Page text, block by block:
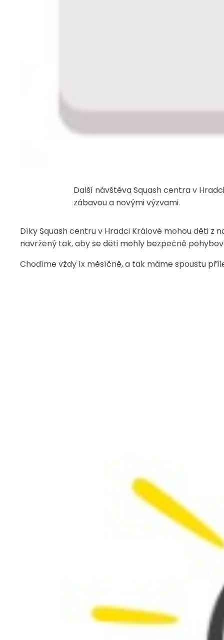
Další návštěva Squash centra v
zábavou a novými výzvami.
Díky Squash centru v Hradci Králové mohou děti z
navržený tak, aby se děti mohly bezpečně
Chodíme vždy 1x měsíčně, a tak máme spoustu